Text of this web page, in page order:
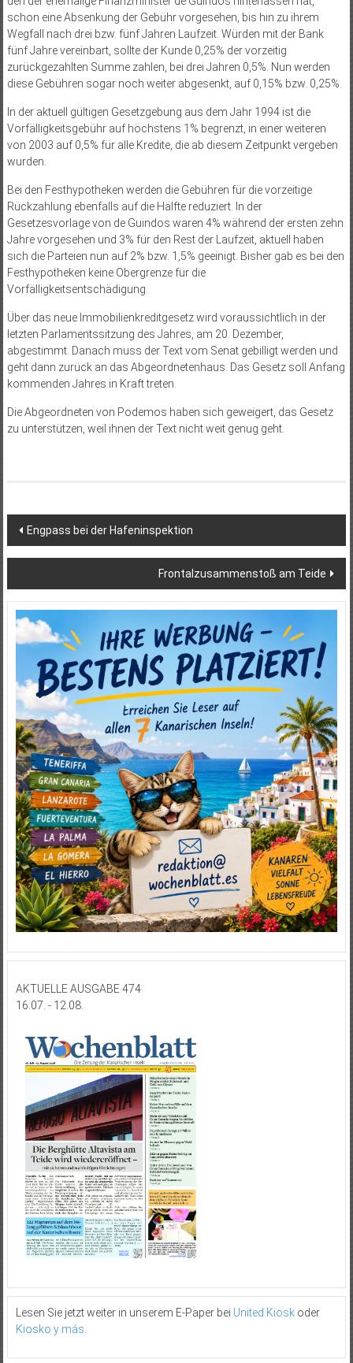
schon eine Absenkung der Gebühr vorgesehen, bis hin zu ihrem
Wegfall nach drei bzw. fünf Jahren Laufzeit. Würden mit der Bank
fünf Jahre vereinbart, sollte der Kunde 0,25% der vorzeitig
zurückgezahlten Summe zahlen, bei drei Jahren 0,5%. Nun werden
diese Gebühren sogar noch weiter abgesenkt, auf 0,15% bzw. 0,25%.
In der aktuell gültigen Gesetzgebung aus dem Jahr 1994 ist die
Vorfälligkeitsgebühr auf höchstens 1% begrenzt, in einer weiteren
von 2003 auf 0,5% für alle Kredite, die ab diesem Zeitpunkt vergeben
wurden.
Bei den Festhypotheken werden die Gebühren für die vorzeitige
Rückzahlung ebenfalls auf die Hälfte reduziert. In der
Gesetzesvorlage von de Guindos waren 4% während der ersten zehn
Jahre vorgesehen und 3% für den Rest der Laufzeit, aktuell haben
sich die Parteien nun auf 2% bzw. 1,5% geeinigt. Bisher gab es bei den
Festhypotheken keine Obergrenze für die
Vorfälligkeitsentschädigung.
Über das neue Immobilienkreditgesetz wird voraussichtlich in der
letzten Parlamentssitzung des Jahres, am 20. Dezember,
abgestimmt. Danach muss der Text vom Senat gebilligt werden und
geht dann zurück an das Abgeordnetenhaus. Das Gesetz soll Anfang
kommenden Jahres in Kraft treten.
Die Abgeordneten von Podemos haben sich geweigert, das Gesetz
zu unterstützen, weil ihnen der Text nicht weit genug geht.
Beitragsnavigation
Engpass bei der Hafeninspektion
Frontalzusammenstoß am Teide
AKTUELLE AUSGABE 474
16.07. - 12.08.
Lesen Sie jetzt weiter in unserem E-Paper bei United Kioskoder
Kiosko y más.